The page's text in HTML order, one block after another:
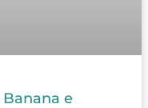
Banana e